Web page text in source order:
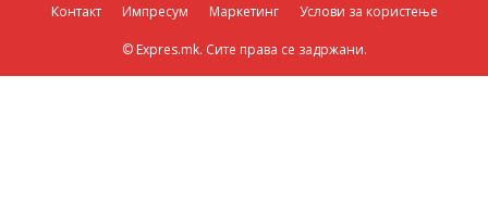
Контакт Импресум Маркетинг Услови за користење
© Expres.mk. Сите права се задржани.